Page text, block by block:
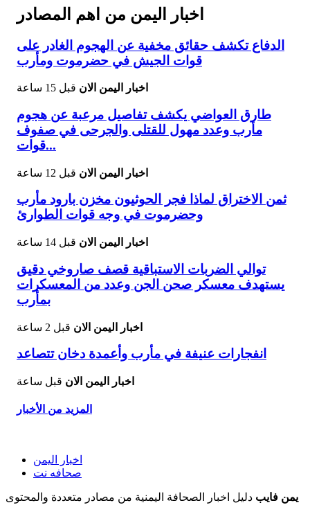
اخبار اليمن من اهم المصادر
الدفاع تكشف حقائق مخفية عن الهجوم الغادر على
قوات الجيش في حضرموت ومأرب
اخبار اليمن الان قبل 15 ساعة
طارق العواضي يكشف تفاصيل مرعبة عن هجوم
مأرب وعدد مهول للقتلى والجرحى في صفوف
قوات...
اخبار اليمن الان قبل 12 ساعة
ثمن الاختراق لماذا فجر الحوثيون مخزن بارود مأرب
وحضرموت في وجه قوات الطوارئ
اخبار اليمن الان قبل 14 ساعة
توالي الضربات الاستباقية قصف صاروخي دقيق
يستهدف معسكر صحن الجن وعدد من المعسكرات
بمأرب
اخبار اليمن الان قبل 2 ساعة
انفجارات عنيفة في مأرب وأعمدة دخان تتصاعد
اخبار اليمن الان قبل ساعة
المزيد من الأخبار
اخبار اليمن
صحافه نت
يمن فايب دليل اخبار الصحافة اليمنية من مصادر متعددة والمحتوى